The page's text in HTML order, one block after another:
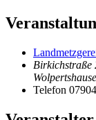
Birkichstraße
Telefon